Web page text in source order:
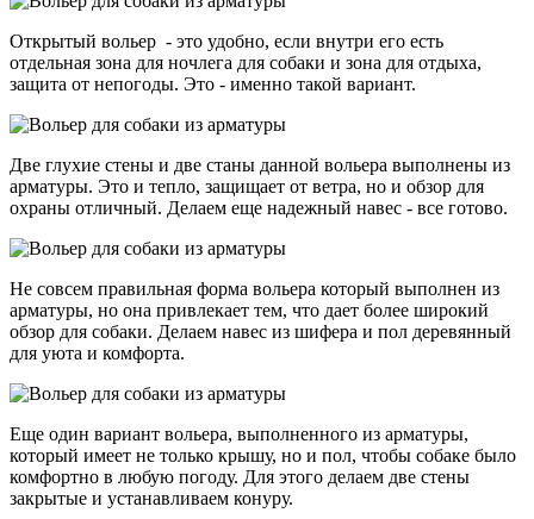
Открытый вольер - это удобно, если внутри его есть
отдельная зона для ночлега для собаки и зона для отдыха,
защита от непогоды. Это - именно такой вариант.
Две глухие стены и две станы данной вольера выполнены из
арматуры. Это и тепло, защищает от ветра, но и обзор для
охраны отличный. Делаем еще надежный навес - все готово.
Не совсем правильная форма вольера который выполнен из
арматуры, но она привлекает тем, что дает более широкий
обзор для собаки. Делаем навес из шифера и пол деревянный
для уюта и комфорта.
Еще один вариант вольера, выполненного из арматуры,
который имеет не только крышу, но и пол, чтобы собаке было
комфортно в любую погоду. Для этого делаем две стены
закрытые и устанавливаем конуру.